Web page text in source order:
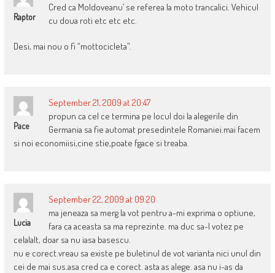
Raptor
Cred ca Moldoveanu’ se referea la moto trancalici. Vehicul
cu doua roti etc etc etc.
Desi, mai nou o fi “mottocicleta”.
Pace
September 21, 2009 at 20:47
propun ca cel ce termina pe locul doi la alegerile din
Germania sa fie automat presedintele Romaniei.mai facem
si noi economiisi,cine stie,poate fgace si treaba.
Lucia
September 22, 2009 at 09:20
ma jeneaza sa merg la vot pentru a-mi exprima o optiune,
fara ca aceasta sa ma reprezinte. ma duc sa-l votez pe
celalalt, doar sa nu iasa basescu.
nu e corect.vreau sa existe pe buletinul de vot varianta nici unul din
cei de mai sus.asa cred ca e corect. asta as alege. asa nu i-as da